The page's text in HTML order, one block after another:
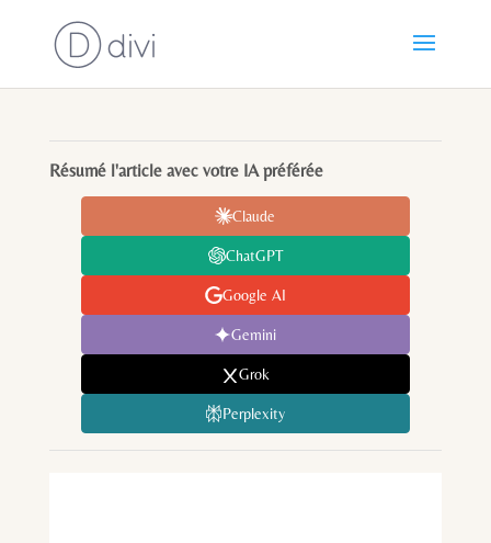
Résumé l'article avec votre IA préférée
Claude
ChatGPT
Google AI
Gemini
Grok
Perplexity